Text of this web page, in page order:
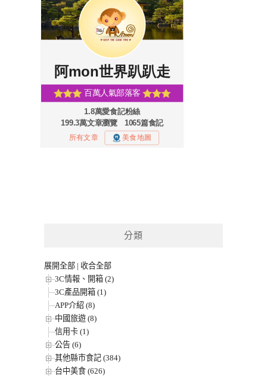
分類
展開全部 | 收合全部
3C情報、開箱 (2)
3C產品開箱 (1)
APP介紹 (8)
中國旅遊 (8)
信用卡 (1)
公告 (6)
其他縣市食記 (384)
台中美食 (626)